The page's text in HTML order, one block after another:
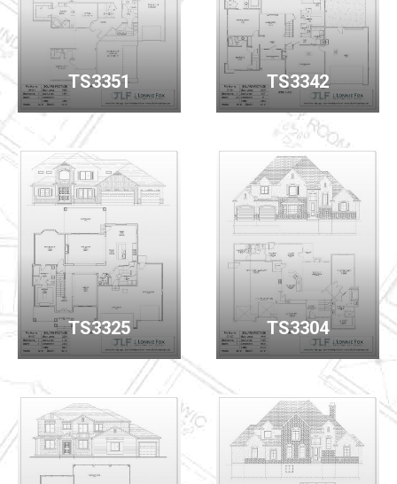
TS3351 TS3342
TS3325 TS3304